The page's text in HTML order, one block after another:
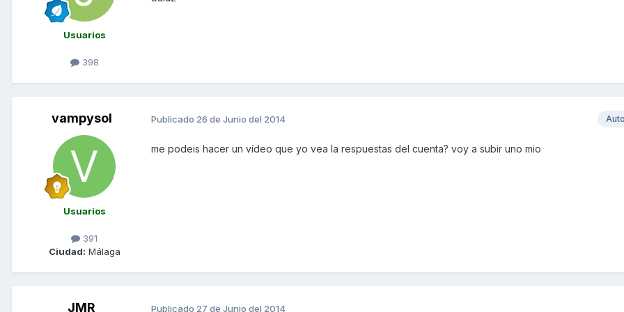
Usuarios
398
vampysol
Usuarios
391
Ciudad: Málaga
Publicado 26 de Junio del 2014
me podeis hacer un vídeo que yo vea la respuestas del cuenta? voy a subir uno mio
JMR Publicado 27 de Junio del 2014